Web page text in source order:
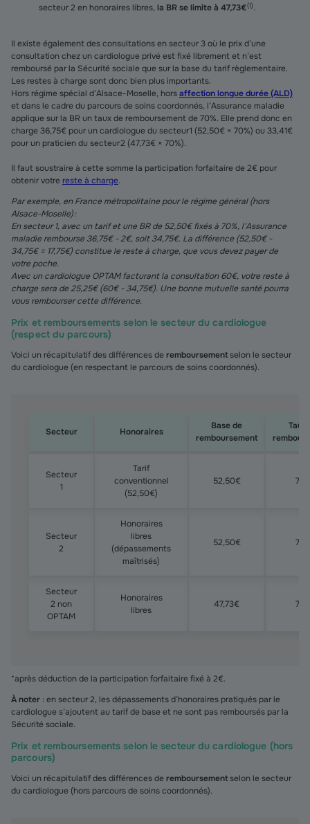
secteur 2 en honoraires libres, la BR se limite à 47,73€(1).
Il existe également des consultations en secteur 3 où le prix d’une
consultation chez un cardiologue privé est fixé librement et n’est
remboursé par la Sécurité sociale que sur la base du tarif règlementaire.
Les restes à charge sont donc bien plus importants.
Hors régime spécial d’Alsace-Moselle, horsaffection longue durée (ALD)
et dans le cadre du parcours de soins coordonnés, l’Assurance maladie
applique sur la BR un taux de remboursement de 70%. Elle prend donc en
charge 36,75€ pour un cardiologue du secteur 1 (52,50€ × 70%) ou 33,41€
pour un praticien du secteur 2 (47,73€ × 70%).
Il faut soustraire à cette somme la participation forfaitaire de 2€ pour
obtenir votre reste à charge.
Par exemple, en France métropolitaine pour le régime général (hors
Alsace-Moselle) :
En secteur 1, avec un tarif et une BR de 52,50€ fixés à 70%, l’Assurance
maladie rembourse 36,75€ - 2€, soit 34,75€. La différence (52,50€ -
34,75€ = 17,75€) constitue le reste à charge, que vous devez payer de
votre poche.
Avec un cardiologue OPTAM facturant la consultation 60€, votre reste à
charge sera de 25,25€ (60€ - 34,75€). Une bonne mutuelle santé pourra
vous rembourser cette différence.
Prix et remboursements selon le secteur du cardiologue
(respect du parcours)
Voici un récapitulatif des différences deremboursementselon le secteur
du cardiologue (en respectant le parcours de soins coordonnés).
Secteur Honoraires
Base de
remboursement
Taux
Secteur
1
Tarif
conventionnel
(52,50€)
52,50€
Secteur
2
Honoraires
libres
(dépassements
maîtrisés)
52,50€
Secteur
2 non
OPTAM
Honoraires
libres
47,73€
*après déduction de la participation forfaitaire fixé à 2€.
À noter : en secteur 2, les dépassements d’honoraires pratiqués par le
cardiologue s’ajoutent au tarif de base et ne sont pas remboursés par la
Sécurité sociale.
Prix et remboursements selon le secteur du cardiologue (hors
parcours)
Voici un récapitulatif des différences deremboursementselon le secteur
du cardiologue (hors parcours de soins coordonnés).